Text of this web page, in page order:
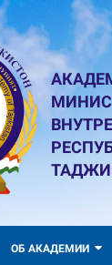
ОБ АКАДЕМИИ